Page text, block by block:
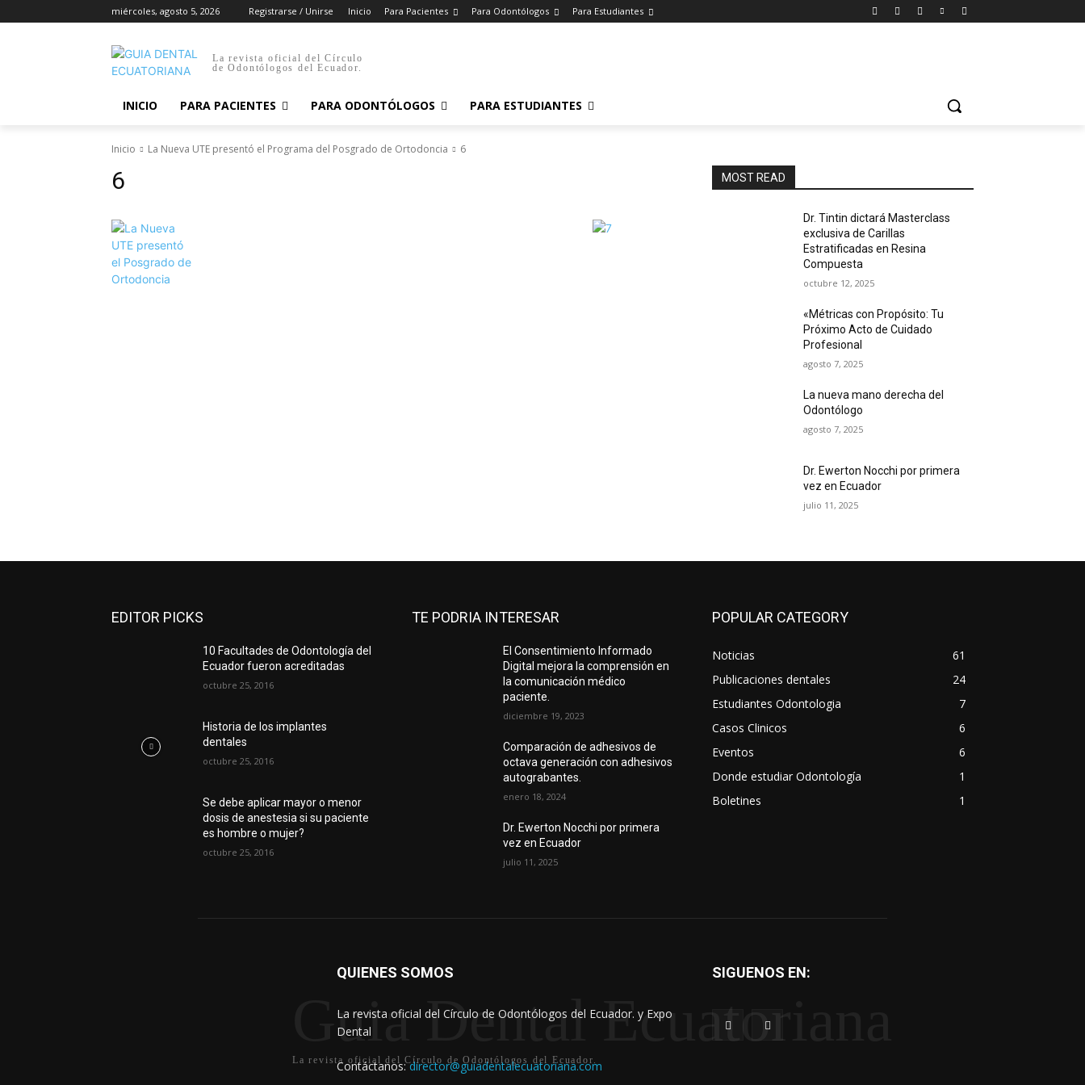
miércoles, agosto 5, 2026 Registrarse / Unirse Inicio Para Pacientes Para Odontólogos Para Estudiantes
La revista oficial del Círculo
de Odontólogos del Ecuador.
INICIO PARA PACIENTES PARA ODONTÓLOGOS PARA ESTUDIANTES
Inicio La Nueva UTE presentó el Programa del Posgrado de Ortodoncia 6
6 MOST READ
Dr. Tintin dictará Masterclass
exclusiva de Carillas
Estratificadas en Resina
Compuesta
octubre 12, 2025
«Métricas con Propósito: Tu
Próximo Acto de Cuidado
Profesional
agosto 7, 2025
La nueva mano derecha del
Odontólogo
agosto 7, 2025
Dr. Ewerton Nocchi por primera
vez en Ecuador
julio 11, 2025
EDITOR PICKS
10 Facultades de Odontología del
Ecuador fueron acreditadas
octubre 25, 2016
Historia de los implantes
dentales
octubre 25, 2016
Se debe aplicar mayor o menor
dosis de anestesia si su paciente
es hombre o mujer?
octubre 25, 2016
TE PODRIA INTERESAR
El Consentimiento Informado
Digital mejora la comprensión en
la comunicación médico
paciente.
diciembre 19, 2023
Comparación de adhesivos de
octava generación con adhesivos
autograbantes.
enero 18, 2024
Dr. Ewerton Nocchi por primera
vez en Ecuador
julio 11, 2025
POPULAR CATEGORY
Noticias
61
Publicaciones dentales
24
Estudiantes Odontologia
7
Casos Clinicos
6
Eventos
6
Donde estudiar Odontología
1
Boletines
1
Guia Dental Ecuatoriana
La revista oficial del Círculo de Odontólogos del Ecuador.
QUIENES SOMOS
La revista oficial del Círculo de Odontólogos del Ecuador. y Expo
Dental
Contáctanos:director@guiadentalecuatoriana.com
SIGUENOS EN: